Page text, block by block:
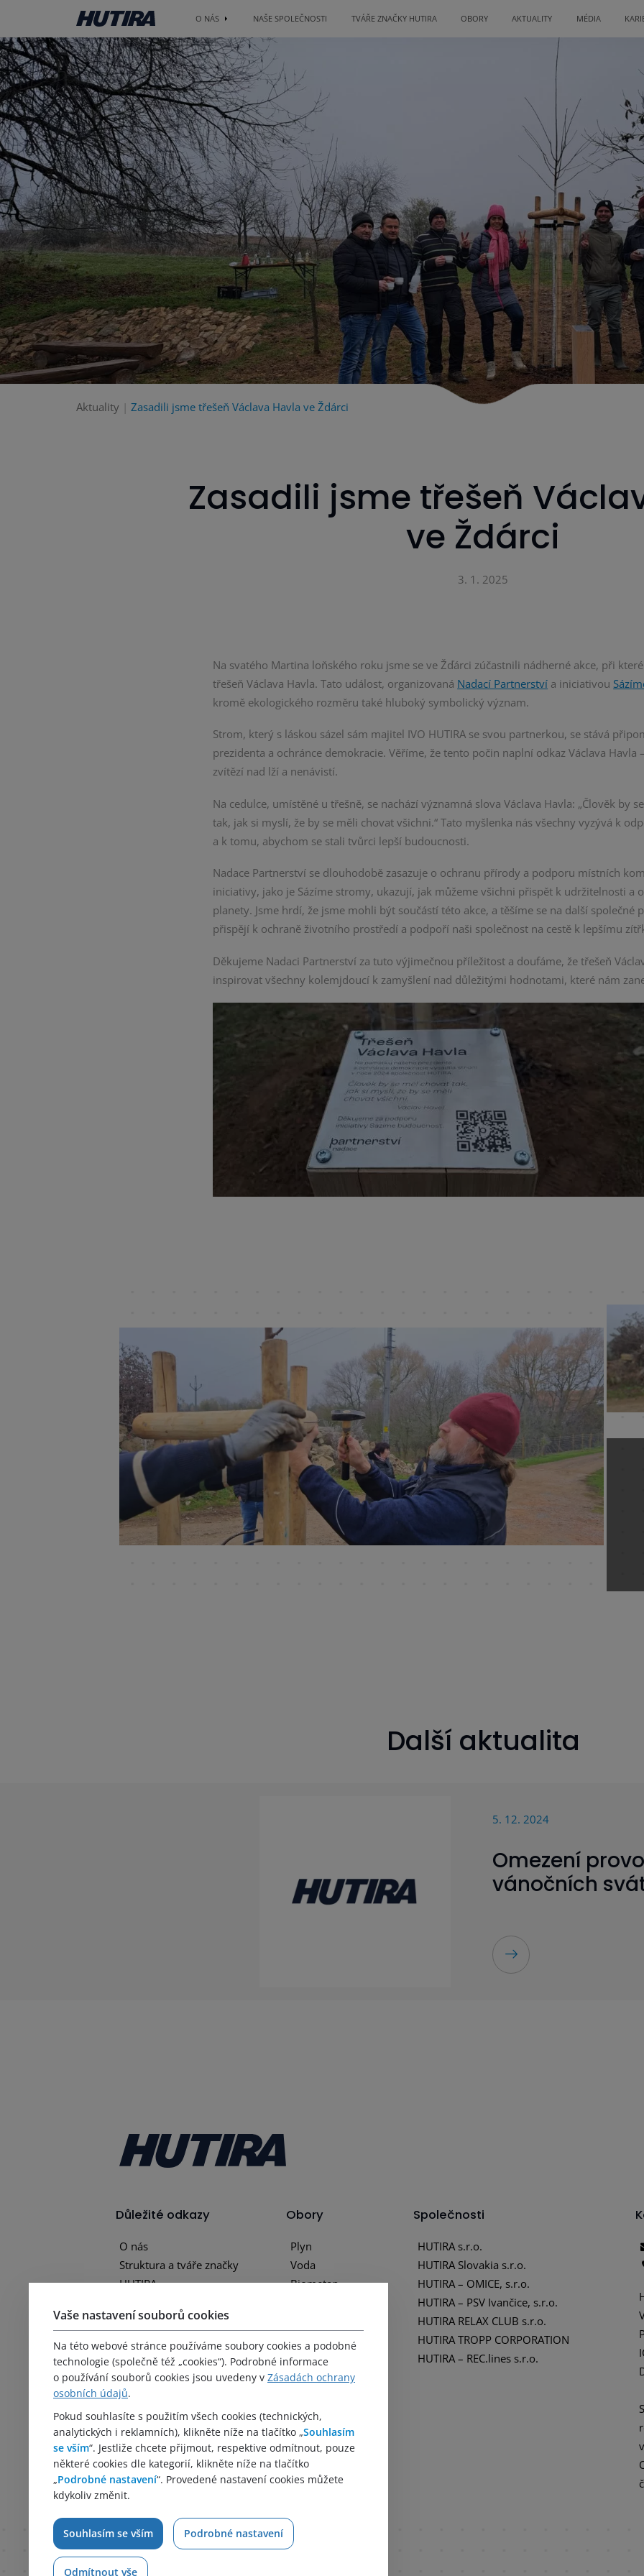
O NÁS NAŠE SPOLEČNOSTI TVÁŘE ZNAČKY HUTIRA OBORY AKTUALITY MÉDIA
Aktuality Zasadili jsme třešeň Václava Havla ve Ždárci
Zasadili jsme třešeň
ve Ždárci
3. 1. 2025
Na svatého Martina loňského roku jsme se ve Žďárci zúčastnili nádherné akce, při
třešeň Václava Havla. Tato událost, organizovaná Nadací Partnerství a iniciativou
kromě ekologického rozměru také hluboký symbolický význam.
Strom, který s láskou sázel sám majitel IVO HUTIRA se svou partnerkou, se stává
prezidenta a ochránce demokracie. Věříme, že tento počin naplní odkaz Václava Havla
zvítězí nad lží a nenávistí.
Na cedulce, umístěné u třešně, se nachází významná slova Václava Havla: „Člověk by
tak, jak si myslí, že by se měli chovat všichni.“ Tato myšlenka nás všechny vyzývá k
a k tomu, abychom se stali tvůrci lepší budoucnosti.
Nadace Partnerství se dlouhodobě zasazuje o ochranu přírody a podporu místních
iniciativy, jako je Sázíme stromy, ukazují, jak můžeme všichni přispět k udržitelnosti a
planety. Jsme hrdí, že jsme mohli být součástí této akce, a těšíme se na další společné
přispějí k ochraně životního prostředí a podpoří naši společnost na cestě k lepšímu
Děkujeme Nadaci Partnerství za tuto výjimečnou příležitost a doufáme, že třešeň
inspirovat všechny kolemjdoucí k zamyšlení nad důležitými hodnotami, které nám
Další aktualita
5. 12. 2024
Omezení
vánočních
Důležité odkazy
O nás
Struktura a tváře značky
HUTIRA
Obory
Aktuality
Média
Kariéra
Kontakt
Zásady zpracování ochrany
osobních údajů
Politika společnosti
Whistleblowing
Obory
Plyn
Voda
Biometan
Společnosti
HUTIRA s.r.o.
HUTIRA Slovakia s.r.o.
HUTIRA – OMICE, s.r.o.
HUTIRA – PSV Ivančice, s.r.o.
HUTIRA RELAX CLUB s.r.o.
HUTIRA TROPP CORPORATION
HUTIRA – REC.lines s.r.o.
Vaše nastavení souborů cookies
Na této webové stránce používáme soubory cookies a podobné
technologie (společně též „cookies“). Podrobné informace
o používání souborů cookies jsou uvedeny v Zásadách ochrany
osobních údajů.
Pokud souhlasíte s použitím všech cookies (technických,
analytických i reklamních), klikněte níže na tlačítko „Souhlasím
se vším“. Jestliže chcete přijmout, respektive odmítnout, pouze
některé cookies dle kategorií, klikněte níže na tlačítko
„Podrobné nastavení“. Provedené nastavení cookies můžete
kdykoliv změnit.
Souhlasím se vším Podrobné nastavení
Odmítnout vše